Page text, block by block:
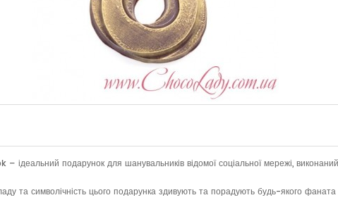
ідеальний подарунок для шанувальників відомої соціальної мережі, виконаний
та символічність цього подарунка здивують та порадують будь-якого